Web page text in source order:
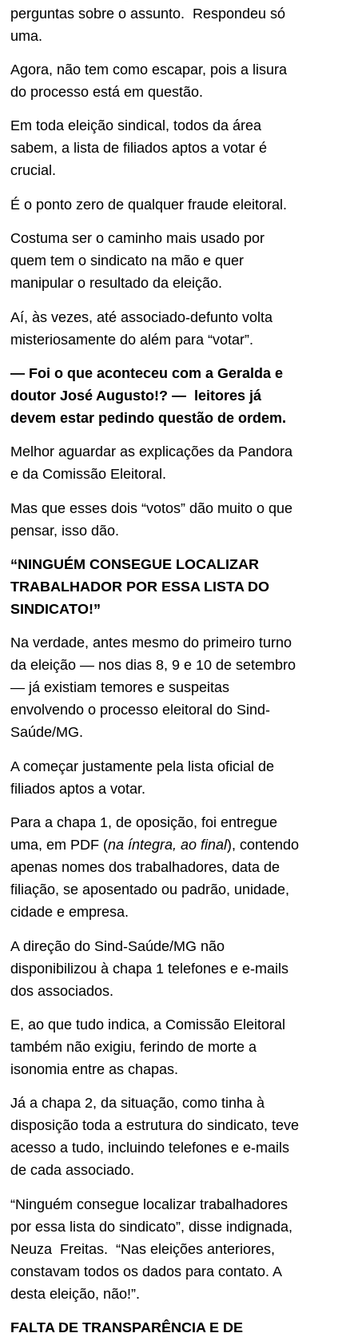
perguntas sobre o assunto. Respondeu só
uma.
Agora, não tem como escapar, pois a lisura
do processo está em questão.
Em toda eleição sindical, todos da área
sabem, a lista de filiados aptos a votar é
crucial.
É o ponto zero de qualquer fraude eleitoral.
Costuma ser o caminho mais usado por
quem tem o sindicato na mão e quer
manipular o resultado da eleição.
Aí, às vezes, até associado-defunto volta
misteriosamente do além para “votar”.
— Foi o que aconteceu com a Geralda e
doutor José Augusto!? — leitores já
devem estar pedindo questão de ordem.
Melhor aguardar as explicações da Pandora
e da Comissão Eleitoral.
Mas que esses dois “votos” dão muito o que
pensar, isso dão.
“NINGUÉM CONSEGUE LOCALIZAR
TRABALHADOR POR ESSA LISTA DO
SINDICATO!”
Na verdade, antes mesmo do primeiro turno
da eleição — nos dias 8, 9 e 10 de setembro
— já existiam temores e suspeitas
envolvendo o processo eleitoral do Sind-
Saúde/MG.
A começar justamente pela lista oficial de
filiados aptos a votar.
Para a chapa 1, de oposição, foi entregue
uma, em PDF (na íntegra, ao final), contendo
apenas nomes dos trabalhadores, data de
filiação, se aposentado ou padrão, unidade,
cidade e empresa.
A direção do Sind-Saúde/MG não
disponibilizou à chapa 1 telefones e e-mails
dos associados.
E, ao que tudo indica, a Comissão Eleitoral
também não exigiu, ferindo de morte a
isonomia entre as chapas.
Já a chapa 2, da situação, como tinha à
disposição toda a estrutura do sindicato, teve
acesso a tudo, incluindo telefones e e-mails
de cada associado.
“Ninguém consegue localizar trabalhadores
por essa lista do sindicato”, disse indignada,
Neuza Freitas. “Nas eleições anteriores,
constavam todos os dados para contato. A
desta eleição, não!”.
FALTA DE TRANSPARÊNCIA E DE